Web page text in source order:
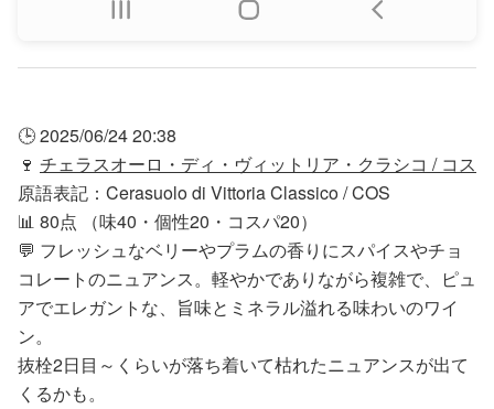
🕒 2025/06/24 20:38
🍷 チェラスオーロ・ディ・ヴィットリア・クラシコ / コス
原語表記：Cerasuolo di Vittoria Classico / COS
📊 80点 （味40・個性20・コスパ20）
💬 フレッシュなベリーやプラムの香りにスパイスやチョ
コレートのニュアンス。軽やかでありながら複雑で、ピュ
アでエレガントな、旨味とミネラル溢れる味わいのワイ
ン。
抜栓2日目～くらいが落ち着いて枯れたニュアンスが出て
くるかも。